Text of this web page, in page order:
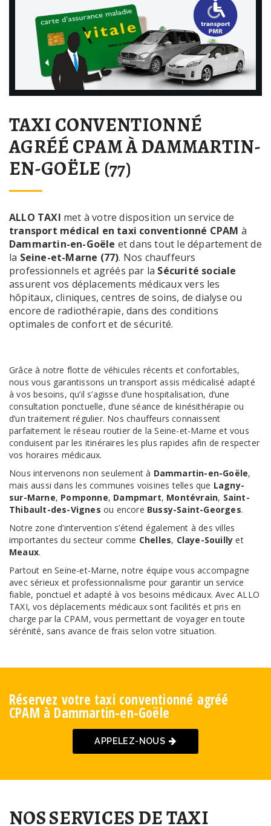
TAXI CONVENTIONNÉ
AGRÉÉ CPAM À DAMMARTIN-
EN-GOËLE (77)
ALLO TAXI met à votre disposition un service de
transport médical en taxi conventionné CPAM à
Dammartin-en-Goële et dans tout le département de
la Seine-et-Marne (77). Nos chauffeurs
professionnels et agréés par la Sécurité sociale
assurent vos déplacements médicaux vers les
hôpitaux, cliniques, centres de soins, de dialyse ou
encore de radiothérapie, dans des conditions
optimales de confort et de sécurité.
Grâce à notre flotte de véhicules récents et confortables,
nous vous garantissons un transport assis médicalisé adapté
à vos besoins, qu’il s’agisse d’une hospitalisation, d’une
consultation ponctuelle, d’une séance de kinésithérapie ou
d’un traitement régulier. Nos chauffeurs connaissent
parfaitement le réseau routier de la Seine-et-Marne et vous
conduisent par les itinéraires les plus rapides afin de respecter
vos horaires médicaux.
Nous intervenons non seulement à Dammartin-en-Goële,
mais aussi dans les communes voisines telles que Lagny-
sur-Marne, Pomponne, Dampmart, Montévrain, Saint-
Thibault-des-Vignes ou encore Bussy-Saint-Georges.
Notre zone d’intervention s’étend également à des villes
importantes du secteur comme Chelles, Claye-Souilly et
Meaux.
Partout en Seine-et-Marne, notre équipe vous accompagne
avec sérieux et professionnalisme pour garantir un service
fiable, ponctuel et adapté à vos besoins médicaux. Avec ALLO
TAXI, vos déplacements médicaux sont facilités et pris en
charge par la CPAM, vous permettant de voyager en toute
sérénité, sans avance de frais selon votre situation.
Réservez votre taxi conventionné agréé
CPAM à Dammartin-en-Goële
APPELEZ-NOUS
NOS SERVICES DE TAXI